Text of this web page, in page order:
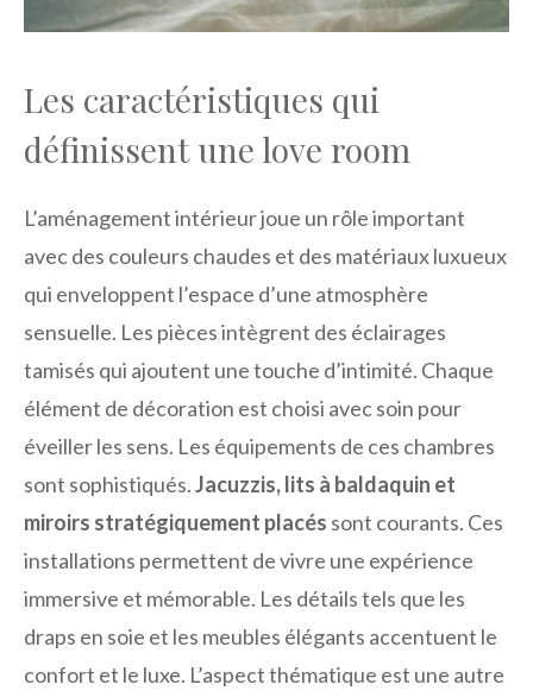
Les caractéristiques qui
définissent une love room
L’aménagement intérieur joue un rôle important
avec des couleurs chaudes et des matériaux luxueux
qui enveloppent l’espace d’une atmosphère
sensuelle. Les pièces intègrent des éclairages
tamisés qui ajoutent une touche d’intimité. Chaque
élément de décoration est choisi avec soin pour
éveiller les sens. Les équipements de ces chambres
sont sophistiqués.Jacuzzis, lits à baldaquin et
miroirs stratégiquement placés sont courants. Ces
installations permettent de vivre une expérience
immersive et mémorable. Les détails tels que les
draps en soie et les meubles élégants accentuent le
confort et le luxe. L’aspect thématique est une autre